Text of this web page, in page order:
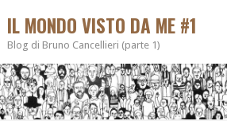
IL MONDO VISTO DA ME #1
Blog di Bruno Cancellieri (parte 1)